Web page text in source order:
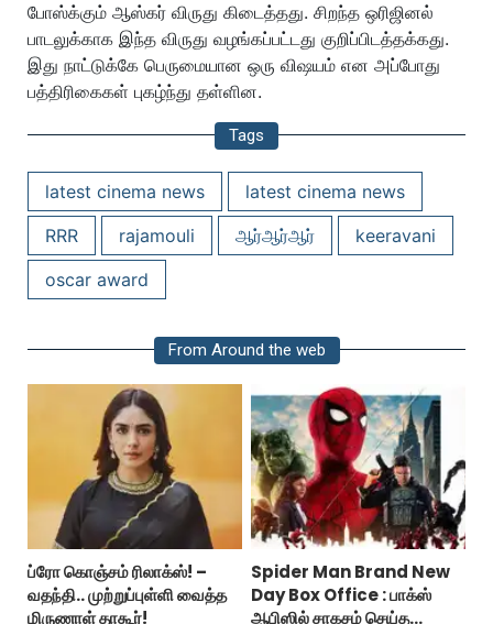
போஸ்க்கும் ஆஸ்கர் விருது கிடைத்தது. சிறந்த ஒரிஜினல்
பாடலுக்காக இந்த விருது வழங்கப்பட்டது குறிப்பிடத்தக்கது.
இது நாட்டுக்கே பெருமையான ஒரு விஷயம் என அப்போது
பத்திரிகைகள் புகழ்ந்து தள்ளின.
Tags
latest cinema news
latest cinema news
RRR
rajamouli ஆர்ஆர்ஆர்
keeravani
oscar award
From Around the web
ப்ரோ கொஞ்சம் ரிலாக்ஸ்! –
வதந்தி.. முற்றுப்புள்ளி வைத்த
மிருணாள் தாகூர்!
Spider Man Brand New
Day Box Office : பாக்ஸ்
ஆபிஸில் சாகசம் செய்த